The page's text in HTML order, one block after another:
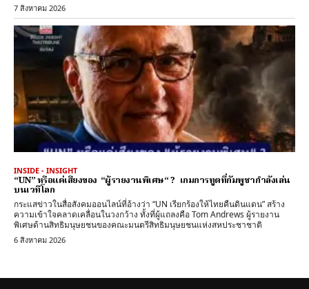
7 สิงหาคม 2026
INSIDE - INSIGHT
“UN” หรือแค่เสียงของ “ผู้รายงานพิเศษ“ ? เกมการทูตที่กัมพูชากำลังเล่น
บนเวทีโลก
กระแสข่าวในสื่อสังคมออนไลน์ที่อ้างว่า “UN เรียกร้องให้ไทยคืนดินแดน” สร้าง
ความเข้าใจคลาดเคลื่อนในวงกว้าง ทั้งที่ผู้แถลงคือ Tom Andrews ผู้รายงาน
พิเศษด้านสิทธิมนุษยชนของคณะมนตรีสิทธิมนุษยชนแห่งสหประชาชาติ
6 สิงหาคม 2026